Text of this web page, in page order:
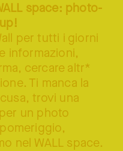
space: photo-
per tutti i giorni
informazioni,
cercare altr*
Ti manca la
trovi una
un photo
nel WALL space.